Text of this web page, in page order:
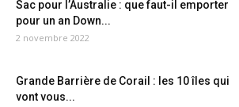
Sac pour l’Australie : que faut-il emporter
pour un an Down...
2 novembre 2022
Grande Barrière de Corail : les 10 îles qui
vont vous...